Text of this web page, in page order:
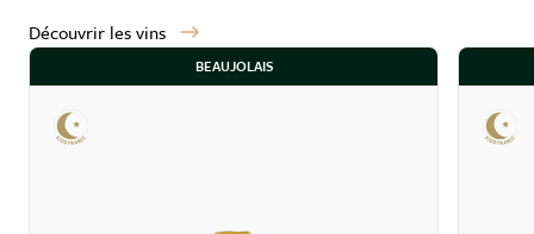
Découvrir les vins
BEAUJOLAIS